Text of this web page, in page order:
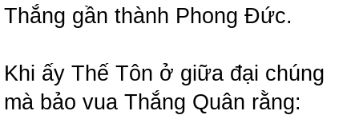
Thắng gần thành Phong Đức.
Khi ấy Thế Tôn ở giữa đại chúng
mà bảo vua Thắng Quân rằng: